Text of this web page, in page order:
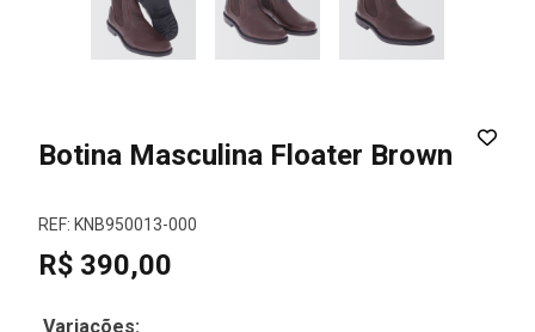
Botina Masculina Floater Brown
REF: KNB950013-000
R$ 390,00
Variações: